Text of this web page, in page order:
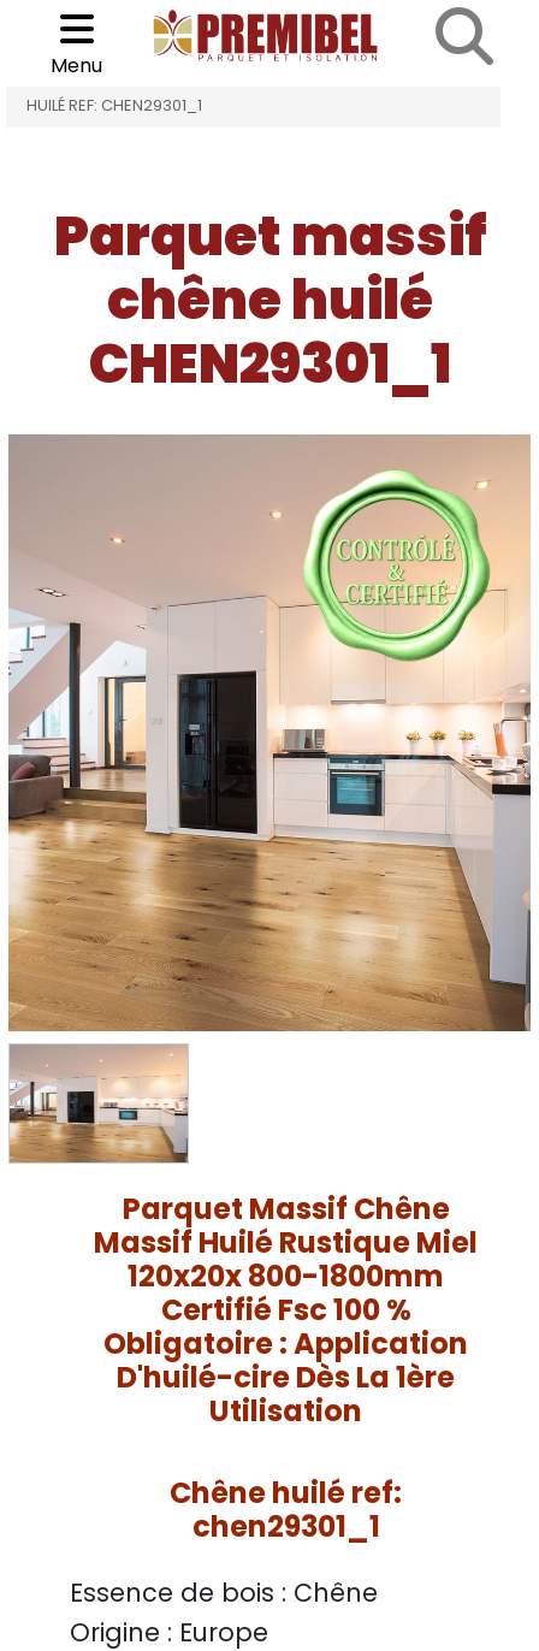
Choisir son parquet
Menu
ACCUEIL PARQUET MASSIF CHÊNE HUILÉ
HUILÉ REF: CHEN29301_1
Parquet massif
chêne huilé
CHEN29301_1
Parquet Massif Chêne
Massif Huilé Rustique Miel
120x20x 800-1800mm
Certifié Fsc 100 %
Obligatoire : Application
D'huilé-cire Dès La 1ère
Utilisation
Chêne huilé ref:
chen29301_1
Essence de bois : Chêne
Origine : Europe
Cookies management panel